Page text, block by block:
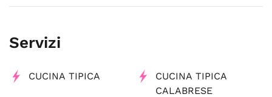
Servizi
CUCINA TIPICA
CUCINA TIPICA
CALABRESE